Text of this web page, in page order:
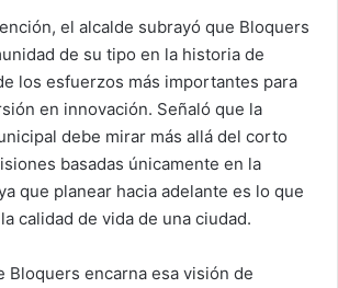
el alcalde subrayó que Bloquers
de su tipo en la historia de
los esfuerzos más importantes para
en innovación. Señaló que la
debe mirar más allá del corto
basadas únicamente en la
que planear hacia adelante es lo que
calidad de vida de una ciudad.
Bloquers encarna esa visión de